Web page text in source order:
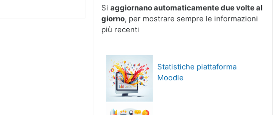
Si aggiornano automaticamente due volte al
giorno, per mostrare sempre le informazioni
più recenti
Statistiche piattaforma
Moodle